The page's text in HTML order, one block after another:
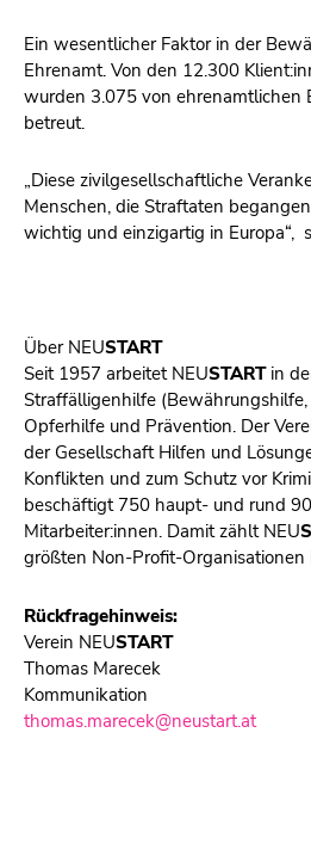
Ein wesentlicher Faktor in der
Ehrenamt. Von den 12.300
wurden 3.075 von ehrenamtlichen
betreut.
„Diese zivilgesellschaftliche
Menschen, die Straftaten
wichtig und einzigartig in Europa“,
Über NEUSTART
Seit 1957 arbeitet NEUSTARTin
Straffälligenhilfe
Opferhilfe und Prävention. Der
der Gesellschaft Hilfen und
Konflikten und zum Schutz vor
beschäftigt 750 haupt- und rund
Mitarbeiter:innen. Damit zählt NEU
größten Non-Profit-Organisationen
Rückfragehinweis:
Verein NEUSTART
Thomas Marecek
Kommunikation
thomas.marecek@neustart.at